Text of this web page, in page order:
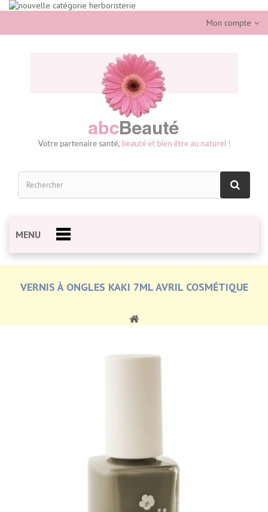
Mon compte
MENU
VERNIS À ONGLES KAKI 7ML AVRIL COSMÉTIQUE